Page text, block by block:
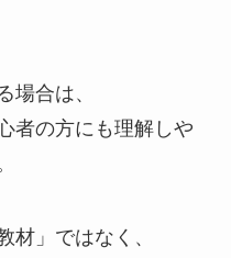
場合は、
者の方にも理解しや
材」ではなく、